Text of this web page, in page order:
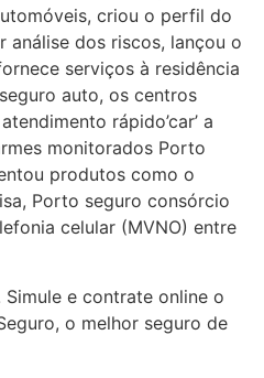
criou o perfil do
análise dos riscos, lançou o
serviços à residência
auto, os centros
rápido’car’ a
monitorados Porto
produtos como o
Porto seguro consórcio
celular (MVNO) entre
e contrate online o
o melhor seguro de